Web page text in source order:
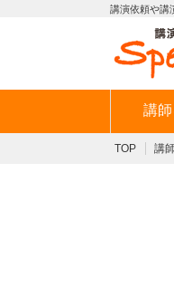
講演依頼や講
講
TOP 講